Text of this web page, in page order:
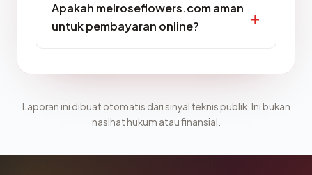
Apakah melroseflowers.com aman
untuk pembayaran online?
Laporan ini dibuat otomatis dari sinyal teknis publik. Ini bukan
nasihat hukum atau finansial.